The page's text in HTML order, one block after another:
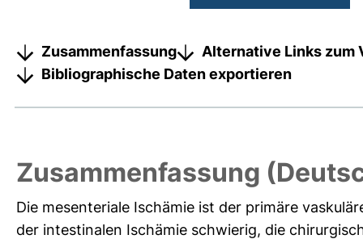
Zusammenfassung
Alternative Links zum
Bibliographische Daten exportieren
Zusammenfassung
Die mesenteriale Ischämie ist der primäre
der intestinalen Ischämie schwierig, die